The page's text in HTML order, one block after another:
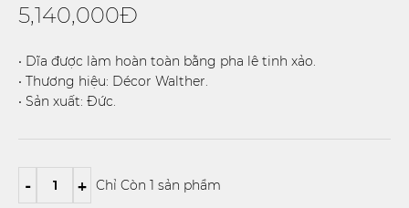
5,140,000Đ
• Dĩa được làm hoàn toàn bằng pha lê tinh xảo.
• Thương hiệu: Décor Walther.
• Sản xuất: Đức.
- + Chỉ Còn 1 sản phẩm